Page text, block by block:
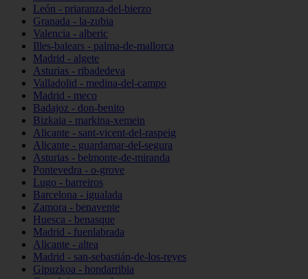
León - priaranza-del-bierzo
Granada - la-zubia
Valencia - alberic
Illes-balears - palma-de-mallorca
Madrid - algete
Asturias - ribadedeva
Valladolid - medina-del-campo
Madrid - meco
Badajoz - don-benito
Bizkaia - markina-xemein
Alicante - sant-vicent-del-raspeig
Alicante - guardamar-del-segura
Asturias - belmonte-de-miranda
Pontevedra - o-grove
Lugo - barreiros
Barcelona - igualada
Zamora - benavente
Huesca - benasque
Madrid - fuenlabrada
Alicante - altea
Madrid - san-sebastián-de-los-reyes
Gipuzkoa - hondarribia